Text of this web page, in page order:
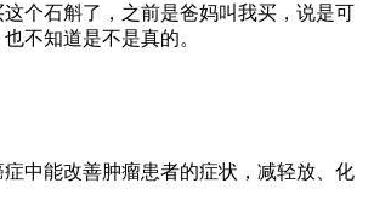
个石斛了，之前是爸妈叫我买，说是可
不知道是不是真的。
中能改善肿瘤患者的症状，减轻放、化